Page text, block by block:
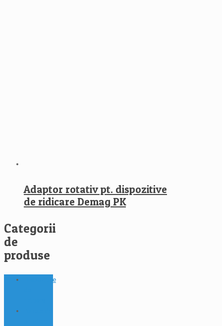
Adaptor rotativ pt. dispozitive
de ridicare Demag PK
Categorii
de
produse
Dispozitive